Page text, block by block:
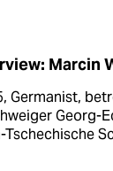
Marcin
Germanist,
Georg-
Tschechische